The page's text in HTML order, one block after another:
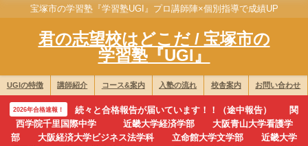
宝塚市の学習塾『学習塾UGI』プロ講師陣×個別指導で成績UP
君の志望校はどこだ / 宝塚市の
学習塾『UGI』
UGIの特徴 講師紹介 コース&案内 入塾の流れ 校舎案内 お問い合わせ
2026年合格速報！
続々と合格報告が届いています！！（途中報告） 関
西学院千里国際中学 近畿大学経済学部 大阪青山大学看護学
部 大阪経済大学ビジネス法学科 立命館大学文学部 近畿大学